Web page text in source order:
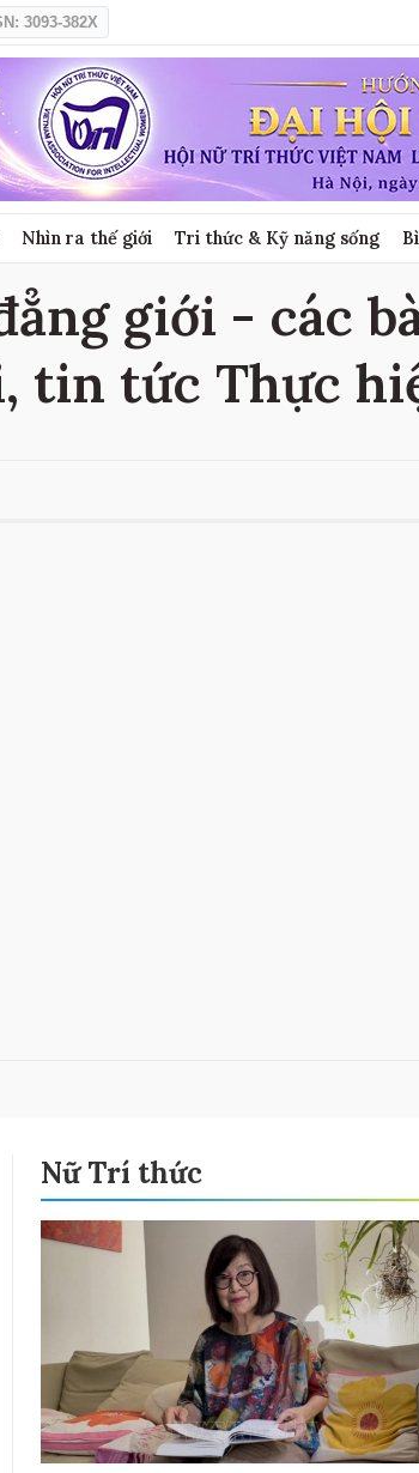
3093-382X
Nhìn ra thế giới Tri thức & Kỹ năng sống
giới - các
tin tức Thực
Nữ Trí thức